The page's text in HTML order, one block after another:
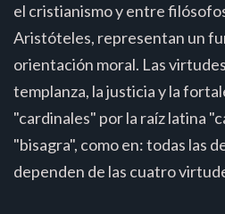
el cristianismo y entre
Aristóteles, representan un
orientación moral. Las
templanza, la justicia y la
"cardinales" por la raíz latina
"bisagra", como en: todas las
dependen de las cuatro